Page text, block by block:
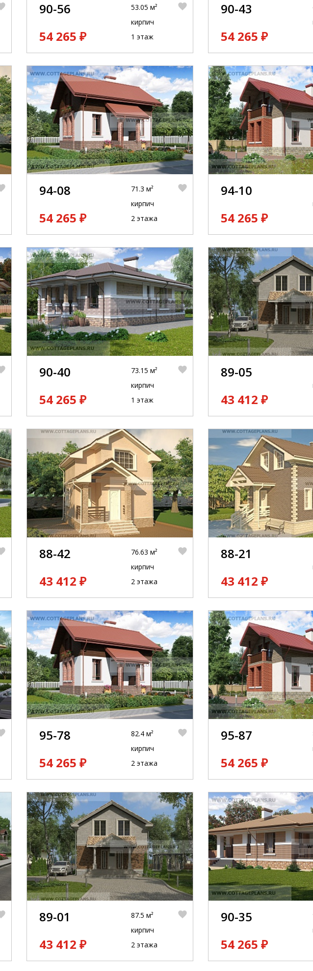
90-56
54 265 ₽
53.05 м²
кирпич
1 этаж
90-43
54 265 ₽
94-08
54 265 ₽
71.3 м²
кирпич
2 этажа
94-10
54 265 ₽
90-40
54 265 ₽
73.15 м²
кирпич
1 этаж
89-05
43 412 ₽
88-42
43 412 ₽
76.63 м²
кирпич
2 этажа
88-21
43 412 ₽
95-78
54 265 ₽
82.4 м²
кирпич
2 этажа
95-87
54 265 ₽
89-01
43 412 ₽
87.5 м²
кирпич
2 этажа
90-35
54 265 ₽